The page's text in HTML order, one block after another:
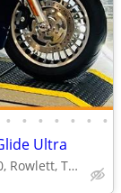
• • • • • • •
Ultra
4210 Industrial St Suite 200, Rowlett, TX 75088